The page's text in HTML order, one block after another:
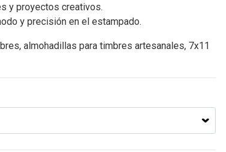
y proyectos creativos.
y precisión en el estampado.
almohadillas para timbres artesanales, 7x11